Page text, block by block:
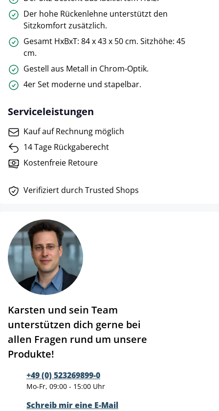
Der hohe Rückenlehne unterstützt den
Sitzkomfort zusätzlich.
Gesamt HxBxT: 84 x 43 x 50 cm. Sitzhöhe: 45
cm.
Gestell aus Metall in Chrom-Optik.
4er Set moderne und stapelbar.
Serviceleistungen
Kauf auf Rechnung möglich
14 Tage Rückgaberecht
Kostenfreie Retoure
Verifiziert durch Trusted Shops
Karsten und sein Team
unterstützen dich gerne bei
allen Fragen rund um unsere
Produkte!
+49 (0) 523269899-0
Mo-Fr, 09:00 - 15:00 Uhr
Schreib mir eine E-Mail